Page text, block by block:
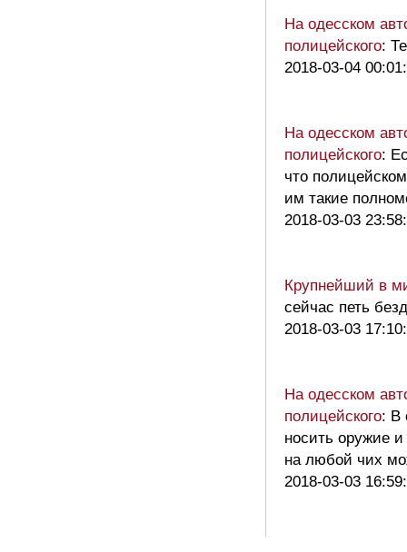
На одесском
полицейского:
2018-03-04
На одесском
полицейского:
что
им такие
2018-03-03
Крупнейший в
сейчас петь
2018-03-03
На одесском
полицейского: В
носить оружие и
на любой чих
2018-03-03